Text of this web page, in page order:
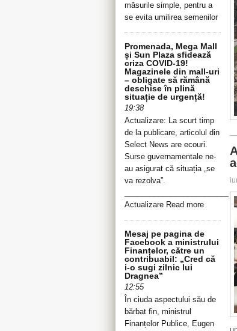
măsurile simple, pentru a
se evita umilirea semenilor
Promenada, Mega Mall
și Sun Plaza sfidează
criza COVID-19!
Magazinele din mall-uri
– obligate să rămână
deschise în plină
situație de urgență!
19:38
Actualizare: La scurt timp
de la publicare, articolul din
Select News are ecouri.
Surse guvernamentale ne-
au asigurat că situația „se
va rezolva”.
Actualizare Read more
Mesaj pe pagina de
Facebook a ministrului
Finanțelor, către un
contribuabil: „Cred că
i-o sugi zilnic lui
Dragnea”
12:55
În ciuda aspectului său de
bărbat fin, ministrul
Finanțelor Publice, Eugen